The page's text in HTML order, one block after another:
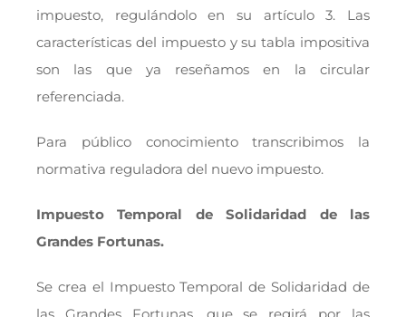
impuesto, regulándolo en su artículo 3. Las
características del impuesto y su tabla impositiva
son las que ya reseñamos en la circular
referenciada.
Para público conocimiento transcribimos la
normativa reguladora del nuevo impuesto.
Impuesto Temporal de Solidaridad de las
Grandes Fortunas.
Se crea el Impuesto Temporal de Solidaridad de
las Grandes Fortunas, que se regirá por las